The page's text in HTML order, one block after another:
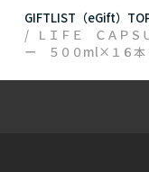
GIFTLIST（eGift）
ＬＩＦＥ ＣＡＰＳ
ー ５００ml×１６本